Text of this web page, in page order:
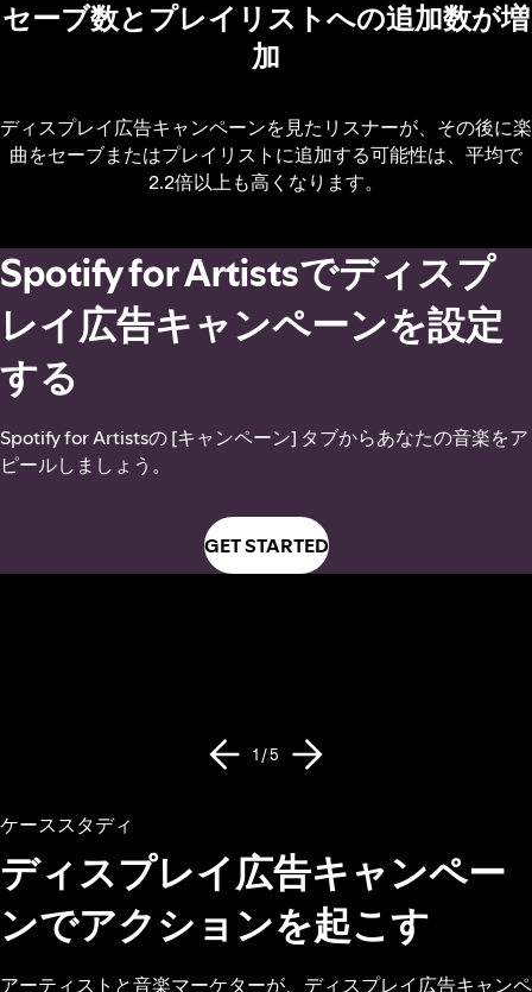
セーブ数とプレイリストへの追加数が増
加
ディスプレイ広告キャンペーンを見たリスナーが、その後に楽
曲をセーブまたはプレイリストに追加する可能性は、平均で
2.2倍以上も高くなります。
Spotify for Artistsでディスプ
レイ広告キャンペーンを設定
する
Spotify for Artistsの [キャンペーン] タブからあなたの音楽をア
ピールしましょう。
GET STARTED
1 / 5
ケーススタディ
ディスプレイ広告キャンペー
ンでアクションを起こす
アーティストと音楽マーケターが、ディスプレイ広告キャンペ